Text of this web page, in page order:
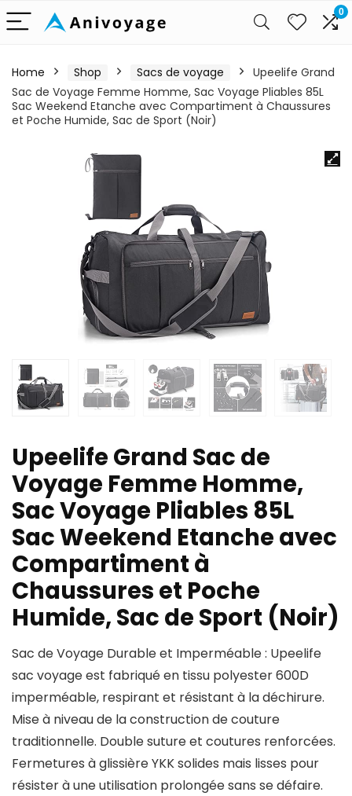
0
Home Shop Sacs de voyage
Upeelife Grand
Sac de Voyage Femme Homme, Sac Voyage Pliables 85L
Sac Weekend Etanche avec Compartiment à Chaussures
et Poche Humide, Sac de Sport (Noir)
Upeelife Grand Sac de
Voyage Femme Homme,
Sac Voyage Pliables 85L
Sac Weekend Etanche avec
Compartiment à
Chaussures et Poche
Humide, Sac de Sport (Noir)
Sac de Voyage Durable et Imperméable : Upeelife
sac voyage est fabriqué en tissu polyester 600D
imperméable, respirant et résistant à la déchirure.
Mise à niveau de la construction de couture
traditionnelle. Double suture et coutures renforcées.
Fermetures à glissière YKK solides mais lisses pour
résister à une utilisation prolongée sans se défaire.